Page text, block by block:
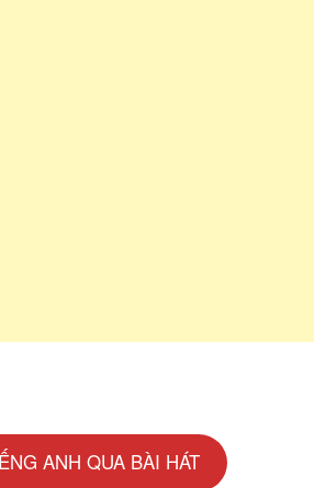
ANH QUA BÀI HÁT